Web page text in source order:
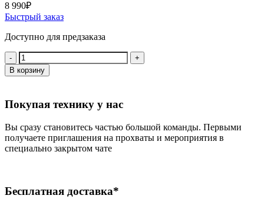
8 990₽
Быстрый заказ
Доступно для предзаказа
Количество:
В корзину
Покупая технику у нас
Вы сразу становитесь частью большой команды. Первыми
получаете приглашения на прохваты и мероприятия в
специально закрытом чате
Бесплатная доставка*